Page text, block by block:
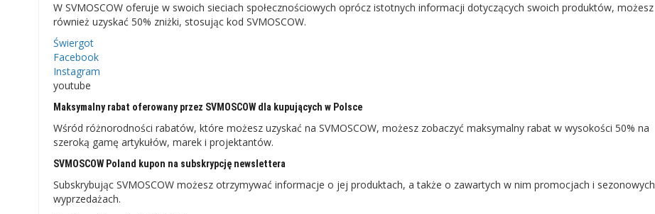
W SVMOSCOW oferuje w swoich sieciach społecznościowych oprócz istotnych informacji dotyczących swoich produktów, możesz
również uzyskać 50% zniżki, stosując kod SVMOSCOW.
Świergot
Facebook
Instagram
youtube
Maksymalny rabat oferowany przez SVMOSCOW dla kupujących w Polsce
Wśród różnorodności rabatów, które możesz uzyskać na SVMOSCOW, możesz zobaczyć maksymalny rabat w wysokości 50% na
szeroką gamę artykułów, marek i projektantów.
SVMOSCOW Poland kupon na subskrypcję newslettera
Subskrybując SVMOSCOW możesz otrzymywać informacje o jej produktach, a także o zawartych w nim promocjach i sezonowych
wyprzedażach.